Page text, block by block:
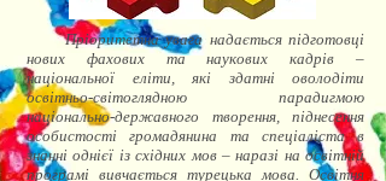
Пріоритетна увага надається підготовці
нових фахових та наукових кадрів –
національної еліти, які здатні оволодіти
освітньо-світоглядною парадигмою
національно-державного творення, піднесення
особистості громадянина та спеціаліста в
знанні однієї із східних мов – наразі на освітній
програмі вивчається турецька мова. Освітня